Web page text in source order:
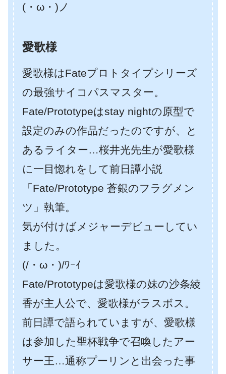
(・ω・)ノ
愛歌様
愛歌様はFateプロトタイプシリーズ
の最強サイコパスマスター。
Fate/Prototypeはstay nightの原型で
設定のみの作品だったのですが、と
あるライター…桜井光先生が愛歌様
に一目惚れをして前日譚小説
「Fate/Prototype 蒼銀のフラグメン
ツ」執筆。
気が付けばメジャーデビューしてい
ました。
(/・ω・)/ﾜｰｲ
Fate/Prototypeは愛歌様の妹の沙条綾
香が主人公で、愛歌様がラスボス。
前日譚で語られていますが、愛歌様
は参加した聖杯戦争で召喚したアー
サー王…通称プーリンと出会った事